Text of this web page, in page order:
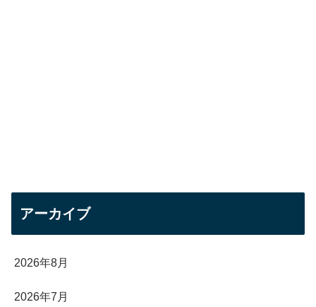
アーカイブ
2026年8月
2026年7月